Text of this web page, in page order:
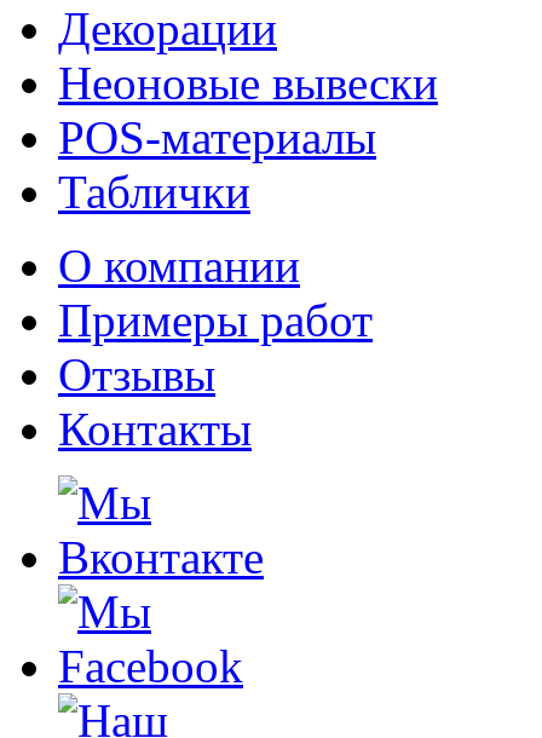
Декорации
Неоновые вывески
POS-материалы
Таблички
О компании
Примеры работ
Отзывы
Контакты